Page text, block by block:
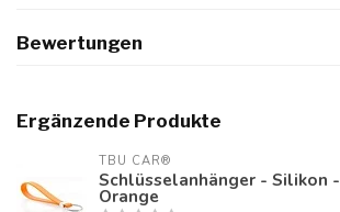
Bewertungen
Ergänzende Produkte
TBU CAR®
Schlüsselanhänger - Silikon -
Orange